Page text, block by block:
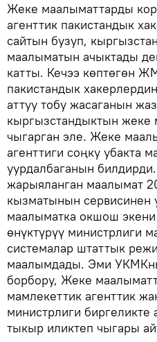
Жеке маалыматтарды
агенттик пакистандык
сайтын бузуп,
маалыматын ачыктады
катты. Кечээ көптөгөн
пакистандык
аттуу тобу жасаганын
кыргызстандыктын жеке
чыгарган эле. Жеке
агенттиги соңку убакта
уурдалбаганын
жарыяланган маалымат
кызматынын сервисинен
маалыматка окшош
өнүктүрүү министрлиги
системалар штаттык
маалымдады. Эми
борбору, Жеке
мамлекеттик агенттик
министрлиги
тыкыр иликтеп чыгары